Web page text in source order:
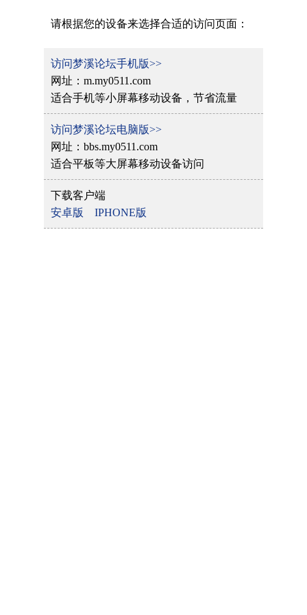
请根据您的设备来选择合适的访问页面：
访问梦溪论坛手机版>>
网址：m.my0511.com
适合手机等小屏幕移动设备，节省流量
访问梦溪论坛电脑版>>
网址：bbs.my0511.com
适合平板等大屏幕移动设备访问
下载客户端
安卓版
IPHONE版